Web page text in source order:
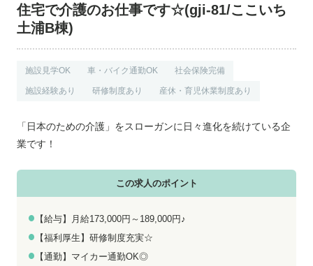
お知らせ
お電話でのお問い合わせ
0800-555-1109
メールでのお問い合わせ
無料お仕事相談
住宅で介護のお仕事です☆(gji-81/ここいち
土浦B棟)
施設見学OK 車・バイク通勤OK 社会保険完備
施設経験あり 研修制度あり 産休・育児休業制度あり
「日本のための介護」をスローガンに日々進化を続けている企
業です！
この求人のポイント
【給与】月給173,000円～189,000円♪
【福利厚生】研修制度充実☆
【通勤】マイカー通勤OK◎